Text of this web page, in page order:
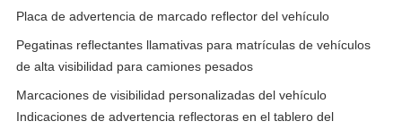
Placa de advertencia de marcado reflector del vehículo
Pegatinas reflectantes llamativas para matrículas de vehículos
de alta visibilidad para camiones pesados
Marcaciones de visibilidad personalizadas del vehículo
Indicaciones de advertencia reflectoras en el tablero del